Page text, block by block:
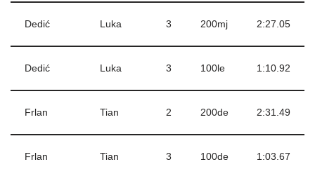
Dedić Luka 3 200mj 2:27.05
Dedić Luka 3 100le 1:10.92
Frlan Tian 2 200de 2:31.49
Frlan Tian 3 100de 1:03.67